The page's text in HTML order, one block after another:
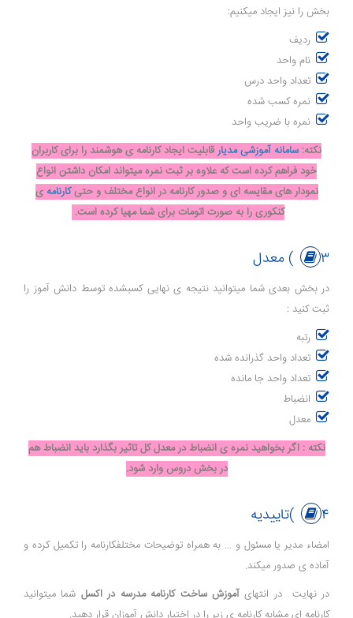
بخش را نیز ایجاد میکنیم:
ردیف
نام واحد
تعداد واحد درس
نمره کسب شده
نمره با ضریب واحد
نکته: سامانه آموزشی مدیارقابلیت ایجاد کارنامه ی هوشمند را برای کاربران
خود فراهم کرده است که علاوه بر ثبت نمره میتواند امکان داشتن انواع
نمودار های مقایسه ای و صدور کارنامه در انواع مختلف و حتیکارنامهی
کنکوری را به صورت اتومات برای شما مهیا کرده است.
۳) معدل
در بخش بعدی شما میتوانید نتیجه ی نهایی کسبشده توسط دانش آموز را
ثبت کنید :
رتبه
تعداد واحد گذرانده شده
تعداد واحد جا مانده
انضباط
معدل
نکته : اگر بخواهید نمره ی انضباط در معدل کل تاثیر بگذارد باید انضباط هم
در بخش دروس وارد شود.
۴)تاییدیه
امضاء مدیر یا مسئول و … به همراه توضیحات مختلفکارنامه را تکمیل کرده و
آماده ی صدور میکند.
در نهایت در انتهایآموزش ساخت کارنامه مدرسه در اکسل شما میتوانید